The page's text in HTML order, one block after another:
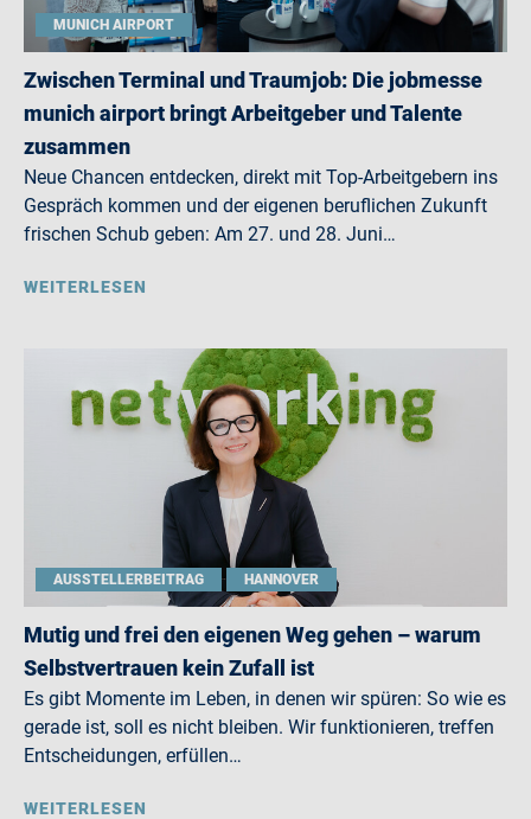
MUNICH AIRPORT
Zwischen Terminal und Traumjob: Die jobmesse
munich airport bringt Arbeitgeber und Talente
zusammen
Neue Chancen entdecken, direkt mit Top-Arbeitgebern ins
Gespräch kommen und der eigenen beruflichen Zukunft
frischen Schub geben: Am 27. und 28. Juni…
WEITERLESEN
AUSSTELLERBEITRAG HANNOVER
Mutig und frei den eigenen Weg gehen – warum
Selbstvertrauen kein Zufall ist
Es gibt Momente im Leben, in denen wir spüren: So wie es
gerade ist, soll es nicht bleiben. Wir funktionieren, treffen
Entscheidungen, erfüllen…
WEITERLESEN